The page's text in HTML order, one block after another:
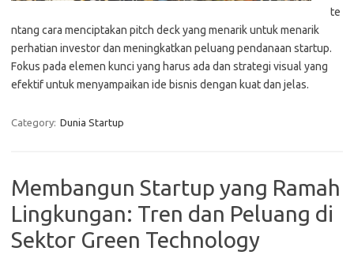
te
ntang cara menciptakan pitch deck yang menarik untuk menarik
perhatian investor dan meningkatkan peluang pendanaan startup.
Fokus pada elemen kunci yang harus ada dan strategi visual yang
efektif untuk menyampaikan ide bisnis dengan kuat dan jelas.
Category: Dunia Startup
Membangun Startup yang Ramah
Lingkungan: Tren dan Peluang di
Sektor Green Technology